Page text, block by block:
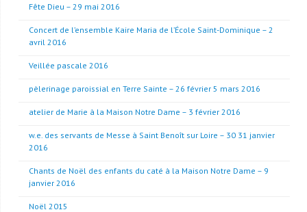
Fête Dieu – 29 mai 2016
Concert de l’ensemble Kaire Maria de l’École Saint-Dominique – 2
avril 2016
Veillée pascale 2016
pèlerinage paroissial en Terre Sainte – 26 février 5 mars 2016
atelier de Marie à la Maison Notre Dame – 3 février 2016
w.e. des servants de Messe à Saint Benoît sur Loire – 30 31 janvier
2016
Chants de Noël des enfants du caté à la Maison Notre Dame – 9
janvier 2016
Noël 2015